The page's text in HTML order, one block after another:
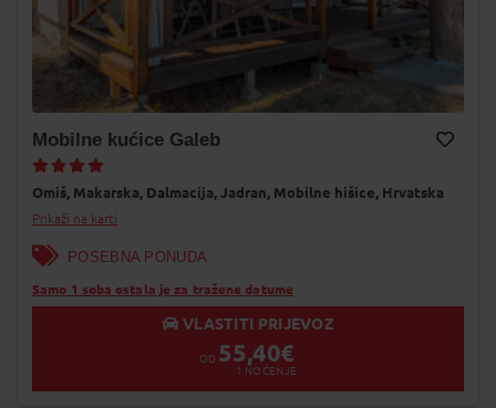
Mobilne kućice Galeb
Omiš, Makarska, Dalmacija, Jadran, Mobilne hišice, Hrvatska
Prikaži na karti
POSEBNA PONUDA
Samo 1 soba ostala je za tražene datume
VLASTITI PRIJEVOZ
OD 55,40€
1 NOĆENJE